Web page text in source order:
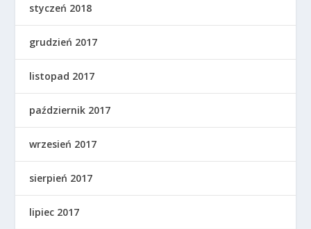
styczeń 2018
grudzień 2017
listopad 2017
październik 2017
wrzesień 2017
sierpień 2017
lipiec 2017